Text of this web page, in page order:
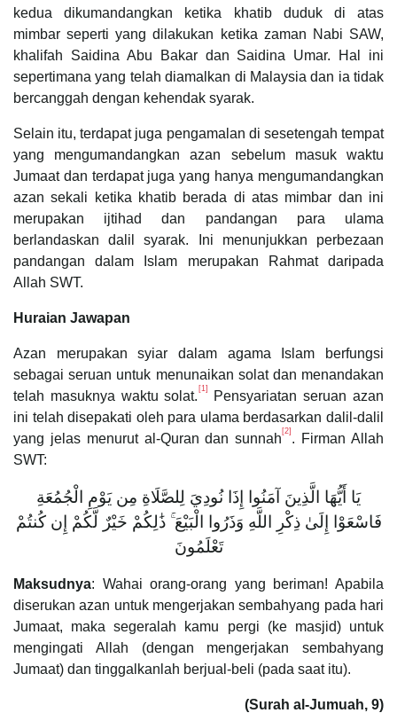
kedua dikumandangkan ketika khatib duduk di atas
mimbar seperti yang dilakukan ketika zaman Nabi SAW,
khalifah Saidina Abu Bakar dan Saidina Umar. Hal ini
sepertimana yang telah diamalkan di Malaysia dan ia tidak
bercanggah dengan kehendak syarak.
Selain itu, terdapat juga pengamalan di sesetengah tempat
yang mengumandangkan azan sebelum masuk waktu
Jumaat dan terdapat juga yang hanya mengumandangkan
azan sekali ketika khatib berada di atas mimbar dan ini
merupakan ijtihad dan pandangan para ulama
berlandaskan dalil syarak. Ini menunjukkan perbezaan
pandangan dalam Islam merupakan Rahmat daripada
Allah SWT.
Huraian Jawapan
Azan merupakan syiar dalam agama Islam berfungsi
sebagai seruan untuk menunaikan solat dan menandakan
telah masuknya waktu solat. [1]
Pensyariatan seruan azan
ini telah disepakati oleh para ulama berdasarkan dalil-dalil
yang jelas menurut al-Quran dan sunnah[2] . Firman Allah
SWT:
يَا أَيُّهَا الَّذِينَ آمَنُوا إِذَا نُودِيَ لِلصَّلَاةِ مِن يَوْمِ الْجُمُعَةِ
فَاسْعَوْا إِلَىٰ ذِكْرِ اللَّهِ وَذَرُوا الْبَيْعَ ۚ ذَٰلِكُمْ خَيْرٌ لَّكُمْ إِن كُنتُمْ
تَعْلَمُونَ
Maksudnya: Wahai orang-orang yang beriman! Apabila
diserukan azan untuk mengerjakan sembahyang pada hari
Jumaat, maka segeralah kamu pergi (ke masjid) untuk
mengingati Allah (dengan mengerjakan sembahyang
Jumaat) dan tinggalkanlah berjual-beli (pada saat itu).
(Surah al-Jumuah, 9)